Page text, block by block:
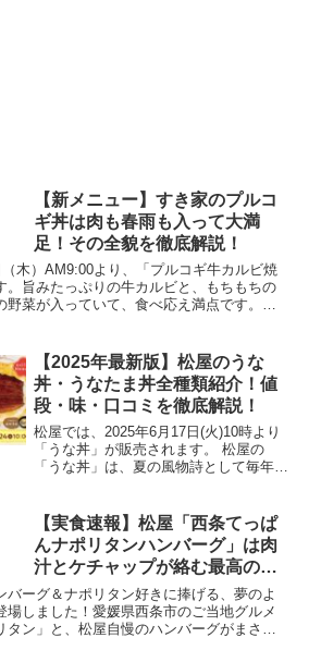
【新メニュー】すき家のプルコ
ギ丼は肉も春雨も入って大満
足！その全貌を徹底解説！
木）AM9:00より、「プルコギ牛カルビ焼
。旨みたっぷりの牛カルビと、もちもちの
野菜が入っていて、食べ応え満点です。温
【2025年最新版】松屋のうな
丼・うなたま丼全種類紹介！値
段・味・口コミを徹底解説！
松屋では、2025年6月17日(火)10時より
「うな丼」が販売されます。 松屋の
「うな丼」は、夏の風物詩として毎年期
丼」などの様々なバリエーションがあり
ます。今回は、松屋の...
【実食速報】松屋「西条てっぱ
んナポリタンハンバーグ」は肉
汁とケチャップが絡む最高の贅
沢！
バーグ＆ナポリタン好きに捧げる、夢のよ
場しました！愛媛県西条市のご当地グルメ
タン」と、松屋自慢のハンバーグがまさか